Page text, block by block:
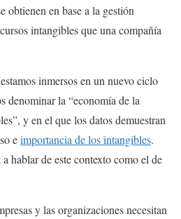
obtienen en base a la gestión
intangibles que una compañía
inmersos en un nuevo ciclo
denominar la “economía de la
y en el que los datos demuestran
eimportancia de los intangibles.
hablar de este contexto como el de
y las organizaciones necesitan